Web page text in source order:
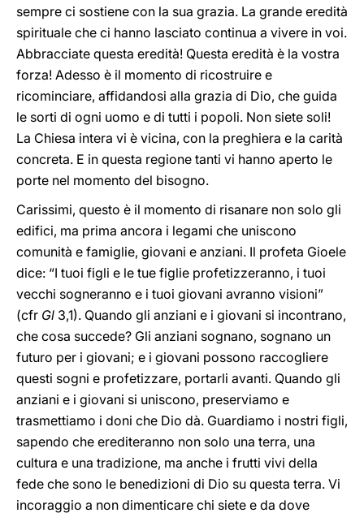
sempre ci sostiene con la sua grazia. La grande eredità
spirituale che ci hanno lasciato continua a vivere in voi.
Abbracciate questa eredità! Questa eredità è la vostra
forza! Adesso è il momento di ricostruire e
ricominciare, affidandosi alla grazia di Dio, che guida
le sorti di ogni uomo e di tutti i popoli. Non siete soli!
La Chiesa intera vi è vicina, con la preghiera e la carità
concreta. E in questa regione tanti vi hanno aperto le
porte nel momento del bisogno.
Carissimi, questo è il momento di risanare non solo gli
edifici, ma prima ancora i legami che uniscono
comunità e famiglie, giovani e anziani. Il profeta Gioele
dice: “I tuoi figli e le tue figlie profetizzeranno, i tuoi
vecchi sogneranno e i tuoi giovani avranno visioni”
(cfr Gl 3,1). Quando gli anziani e i giovani si incontrano,
che cosa succede? Gli anziani sognano, sognano un
futuro per i giovani; e i giovani possono raccogliere
questi sogni e profetizzare, portarli avanti. Quando gli
anziani e i giovani si uniscono, preserviamo e
trasmettiamo i doni che Dio dà. Guardiamo i nostri figli,
sapendo che erediteranno non solo una terra, una
cultura e una tradizione, ma anche i frutti vivi della
fede che sono le benedizioni di Dio su questa terra. Vi
incoraggio a non dimenticare chi siete e da dove